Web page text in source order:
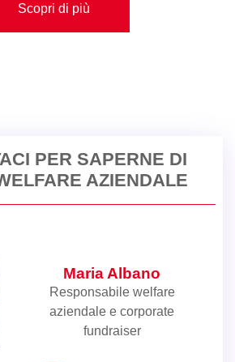
Scopri di più
PER SAPERNE DI
AZIENDALE
Maria Albano
Responsabile welfare
aziendale e corporate
fundraiser